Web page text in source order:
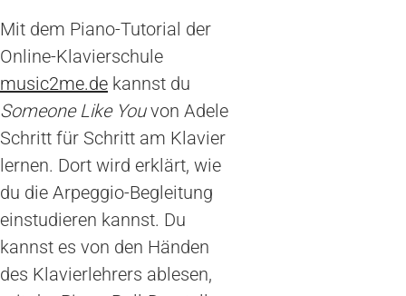
Mit dem Piano-Tutorial der
Online-Klavierschule
music2me.de kannst du
Someone Like Youvon Adele
Schritt für Schritt am Klavier
lernen. Dort wird erklärt, wie
du die Arpeggio-Begleitung
einstudieren kannst. Du
kannst es von den Händen
des Klavierlehrers ablesen,